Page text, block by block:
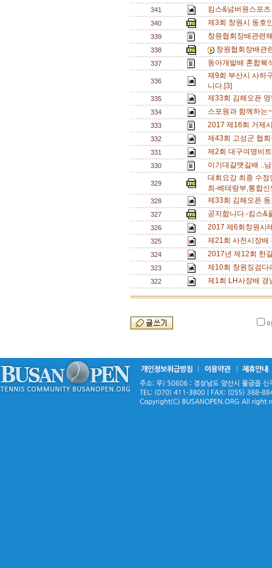
341 킴스&넘버원스포
340 제3회 창원시 동호
339 창원협회장배관련
338 창원협회장배관
337 동아개발배 혼합
336
제9회 부산시 사하
니다.[3]
335 제33회 김해오픈
334 스포원과 함께하
333 2017 제16회 거제
332 제43회 고성군 협
331 제2회 대구여명비
330 이기대갈맷길배 ..
329
대회요강 최종 수
최-베테랑부,통합
328 제33회 김해오픈
327 공지합니다.-킴스&
326 2017 제6회창원시
325 제21회 사천시장
324 2017년 제12회 한
323 제10회 창원징검
322 제1회 LH사장배